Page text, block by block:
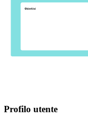
Profilo utente